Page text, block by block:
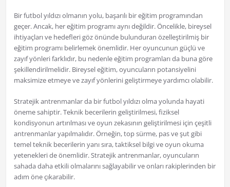
Bir futbol yıldızı olmanın yolu, başarılı bir eğitim programından
geçer. Ancak, her eğitim programı aynı değildir. Öncelikle, bireysel
ihtiyaçları ve hedefleri göz önünde bulunduran özelleştirilmiş bir
eğitim programı belirlemek önemlidir. Her oyuncunun güçlü ve
zayıf yönleri farklıdır, bu nedenle eğitim programları da buna göre
şekillendirilmelidir. Bireysel eğitim, oyuncuların potansiyelini
maksimize etmeye ve zayıf yönlerini geliştirmeye yardımcı olabilir.
Stratejik antrenmanlar da bir futbol yıldızı olma yolunda hayati
öneme sahiptir. Teknik becerilerin geliştirilmesi, fiziksel
kondisyonun artırılması ve oyun zekasının geliştirilmesi için çeşitli
antrenmanlar yapılmalıdır. Örneğin, top sürme, pas ve şut gibi
temel teknik becerilerin yanı sıra, taktiksel bilgi ve oyun okuma
yetenekleri de önemlidir. Stratejik antrenmanlar, oyuncuların
sahada daha etkili olmalarını sağlayabilir ve onları rakiplerinden bir
adım öne çıkarabilir.